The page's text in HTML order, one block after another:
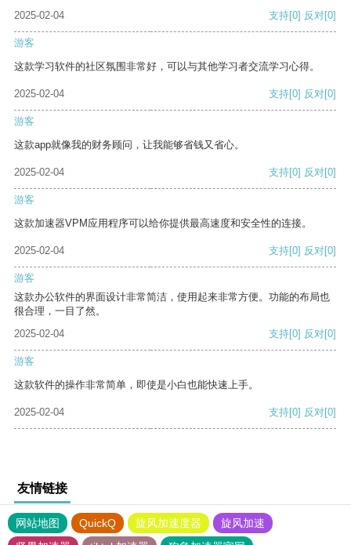
2025-02-04
支持[0] 反对[0]
游客
这款学习软件的社区氛围非常好，可以与其他学习者交流学习心得。
2025-02-04 支持[0] 反对[0]
游客
这款app就像我的财务顾问，让我能够省钱又省心。
2025-02-04 支持[0] 反对[0]
游客
这款加速器VPM应用程序可以给你提供最高速度和安全性的连接。
2025-02-04 支持[0] 反对[0]
游客
这款办公软件的界面设计非常简洁，使用起来非常方便。功能的布局也
很合理，一目了然。
2025-02-04
支持[0] 反对[0]
游客
这款软件的操作非常简单，即使是小白也能快速上手。
2025-02-04 支持[0] 反对[0]
友情链接
网站地图 QuickQ 旋风加速度器
旋风加速